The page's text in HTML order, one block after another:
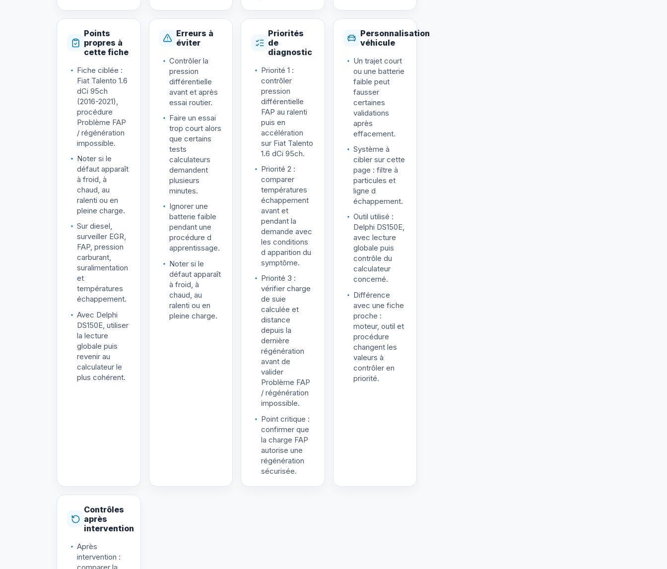
Points
propres à
cette fiche
Fiche ciblée :
Fiat Talento 1.6
dCi 95ch
(2016-2021),
procédure
Problème FAP
/ régénération
impossible.
Noter si le
défaut apparaît
à froid, à
chaud, au
ralenti ou en
pleine charge.
Sur diesel,
surveiller EGR,
FAP, pression
carburant,
suralimentation
et
températures
échappement.
Avec Delphi
DS150E, utiliser
la lecture
globale puis
revenir au
calculateur le
plus cohérent.
Erreurs à
éviter
Contrôler la
pression
différentielle
avant et après
essai routier.
Faire un essai
trop court alors
que certains
tests
calculateurs
demandent
plusieurs
minutes.
Ignorer une
batterie faible
pendant une
procédure d
apprentissage.
Noter si le
défaut apparaît
à froid, à
chaud, au
ralenti ou en
pleine charge.
Priorités
de
diagnostic
Priorité 1 :
contrôler
pression
différentielle
FAP au ralenti
puis en
accélération
sur Fiat Talento
1.6 dCi 95ch.
Priorité 2 :
comparer
températures
échappement
avant et
pendant la
demande avec
les conditions
d apparition du
symptôme.
Priorité 3 :
vérifier charge
de suie
calculée et
distance
depuis la
dernière
régénération
avant de
valider
Problème FAP
/ régénération
impossible.
Point critique :
confirmer que
la charge FAP
autorise une
régénération
sécurisée.
Personnalisation
véhicule
Un trajet court
ou une batterie
faible peut
fausser
certaines
validations
après
effacement.
Système à
cibler sur cette
page : filtre à
particules et
ligne d
échappement.
Outil utilisé :
Delphi DS150E,
avec lecture
globale puis
contrôle du
calculateur
concerné.
Différence
avec une fiche
proche :
moteur, outil et
procédure
changent les
valeurs à
contrôler en
priorité.
Contrôles
après
intervention
Après
intervention :